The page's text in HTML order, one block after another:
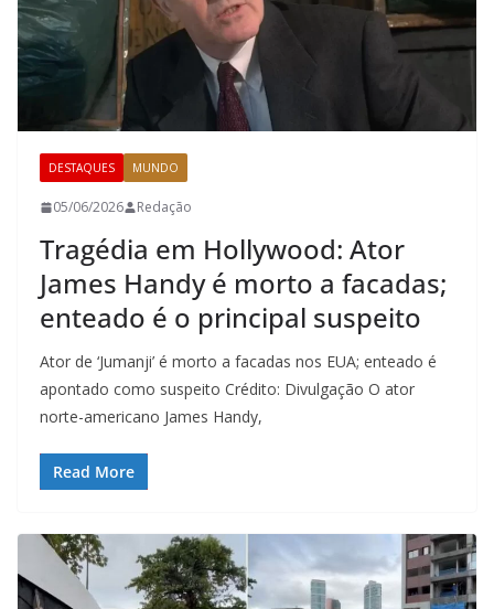
DESTAQUES MUNDO
05/06/2026 Redação
Tragédia em Hollywood: Ator
James Handy é morto a facadas;
enteado é o principal suspeito
Ator de ‘Jumanji’ é morto a facadas nos EUA; enteado é
apontado como suspeito Crédito: Divulgação O ator
norte-americano James Handy,
Read More